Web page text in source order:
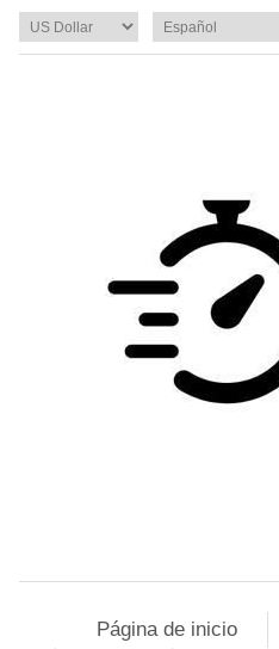
Página de inicio